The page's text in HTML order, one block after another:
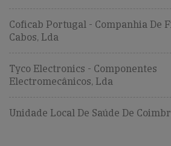
Coficab Portugal - Companhia De
Cabos, Lda
Tyco Electronics - Componentes
Electromecânicos, Lda
Unidade Local De Saúde De